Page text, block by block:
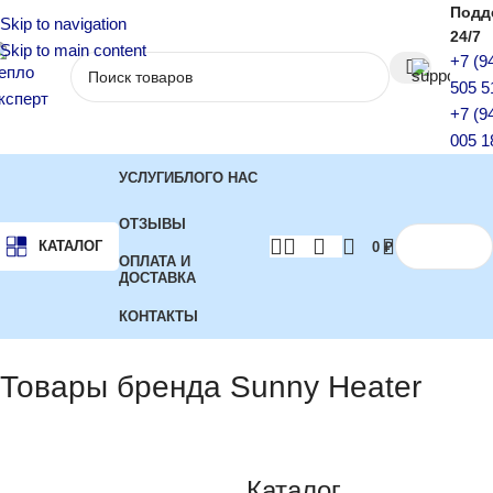
Skip to navigation
Skip to main content
24/7
+7
505
+7
005
КАТАЛОГ
УСЛУГИБЛОГО НАС
ОТЗЫВЫ
ОПЛАТА И
ДОСТАВКА
КОНТАКТЫ
0 ₽
Товары бренда Sunny Heater